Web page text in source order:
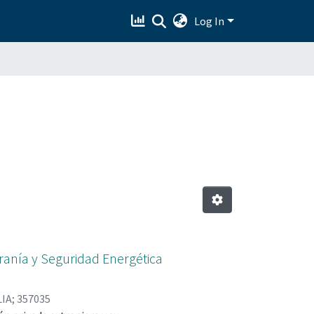
Log In
y Seguridad Energética
357035